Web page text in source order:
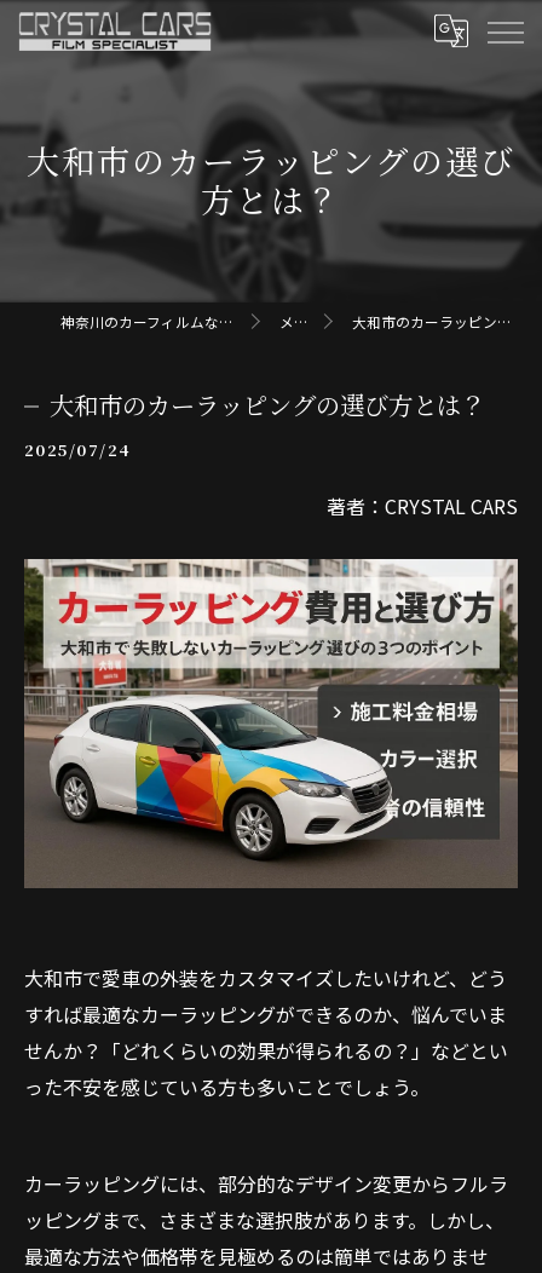
大和市のカーラッピングの選び
方とは？
神奈川のカーフィルムならクリスタルカーズ メディア 大和市のカーラッピングの選び方とは？
大和市のカーラッピングの選び方とは？
2025/07/24
著者：CRYSTAL CARS
大和市で愛車の外装をカスタマイズしたいけれど、どう
すれば最適なカーラッピングができるのか、悩んでいま
せんか？「どれくらいの効果が得られるの？」などとい
った不安を感じている方も多いことでしょう。
カーラッピングには、部分的なデザイン変更からフルラ
ッピングまで、さまざまな選択肢があります。しかし、
最適な方法や価格帯を見極めるのは簡単ではありませ